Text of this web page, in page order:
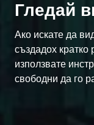
Гледай
Ако искате да
създадох кратко
използвате
свободни да го